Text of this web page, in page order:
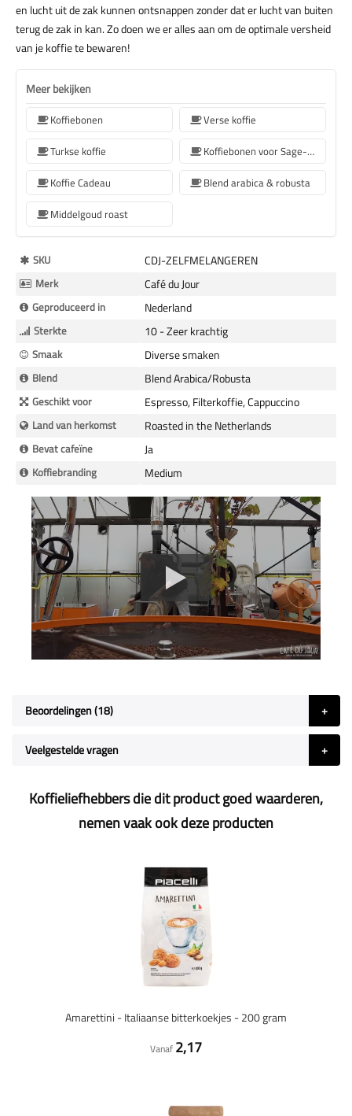
en lucht uit de zak kunnen ontsnappen zonder dat er lucht van buiten
terug de zak in kan. Zo doen we er alles aan om de optimale versheid
van je koffie te bewaren!
Meer bekijken
Koffiebonen
Verse koffie
Turkse koffie
Koffiebonen voor Sage-koffiemachines
Koffie Cadeau
Blend arabica & robusta
Middelgoud roast
Meer
Informatie
SKU CDJ-ZELFMELANGEREN
Merk Café du Jour
Geproduceerd in Nederland
Sterkte 10 - Zeer krachtig
Smaak Diverse smaken
Blend Blend Arabica/Robusta
Geschikt voor Espresso, Filterkoffie, Cappuccino
Land van herkomst Roasted in the Netherlands
Bevat cafeïne Ja
Koffiebranding Medium
Beoordelingen 18
Veelgestelde vragen
Koffieliefhebbers die dit product goed waarderen,
nemen vaak ook deze producten
Amarettini - Italiaanse bitterkoekjes - 200 gram
Vanaf 2,17